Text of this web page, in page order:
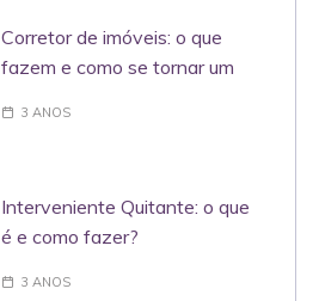
Corretor de imóveis: o que
fazem e como se tornar um
3 ANOS
Interveniente Quitante: o que
é e como fazer?
3 ANOS